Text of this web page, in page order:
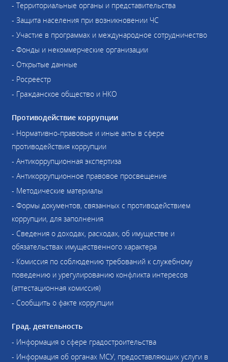
- Территориальные органы и представительства
- Защита населения при возникновении ЧС
- Участие в программах и международное сотрудничество
- Фонды и некоммерческие организации
- Открытые данные
- Росреестр
- Гражданское общество и НКО
Противодействие коррупции
- Нормативно-правовые и иные акты в сфере
противодействия коррупции
- Антикоррупционная экспертиза
- Антикоррупционное правовое просвещение
- Методические материалы
- Формы документов, связанных с противодействием
коррупции, для заполнения
- Сведения о доходах, расходах, об имуществе и
обязательствах имущественного характера
- Комиссия по соблюдению требований к служебному
поведению и урегулированию конфликта интересов
(аттестационная комиссия)
- Сообщить о факте коррупции
Град. деятельность
- Информация о сфере градостроительства
- Информация об органах МСУ, предоставляющих услуги в